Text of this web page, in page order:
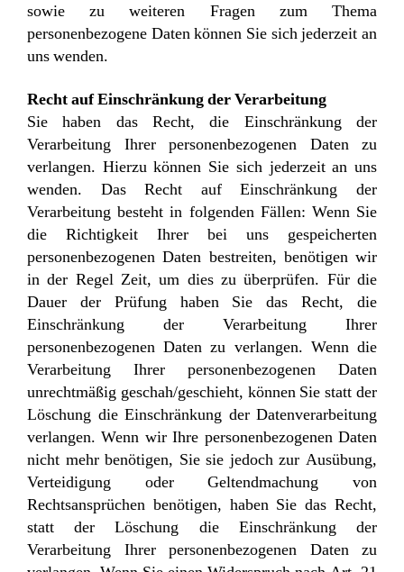
sowie zu weiteren Fragen zum Thema
personenbezogene Daten können Sie sich jederzeit an
uns wenden.
Recht auf Einschränkung der Verarbeitung
Sie haben das Recht, die Einschränkung der
Verarbeitung Ihrer personenbezogenen Daten zu
verlangen. Hierzu können Sie sich jederzeit an uns
wenden. Das Recht auf Einschränkung der
Verarbeitung besteht in folgenden Fällen: Wenn Sie
die Richtigkeit Ihrer bei uns gespeicherten
personenbezogenen Daten bestreiten, benötigen wir
in der Regel Zeit, um dies zu überprüfen. Für die
Dauer der Prüfung haben Sie das Recht, die
Einschränkung der Verarbeitung Ihrer
personenbezogenen Daten zu verlangen. Wenn die
Verarbeitung Ihrer personenbezogenen Daten
unrechtmäßig geschah/geschieht, können Sie statt der
Löschung die Einschränkung der Datenverarbeitung
verlangen. Wenn wir Ihre personenbezogenen Daten
nicht mehr benötigen, Sie sie jedoch zur Ausübung,
Verteidigung oder Geltendmachung von
Rechtsansprüchen benötigen, haben Sie das Recht,
statt der Löschung die Einschränkung der
Verarbeitung Ihrer personenbezogenen Daten zu